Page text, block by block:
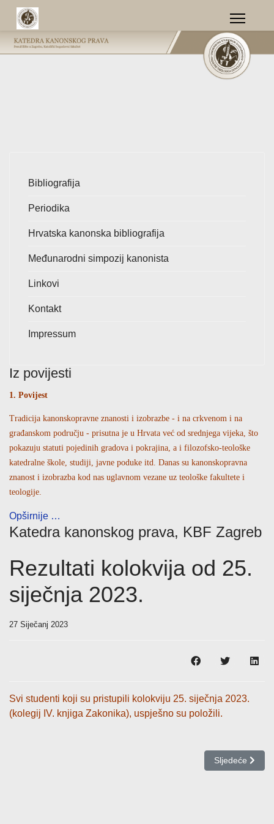
Bibliografija
Periodika
Hrvatska kanonska bibliografija
Međunarodni simpozij kanonista
Linkovi
Kontakt
Impressum
Iz povijesti
1. Povijest
Tradicija kanonskopravne znanosti i izobrazbe - i na crkvenom i na
građanskom području - prisutna je u Hrvata već od srednjega vijeka, što
pokazuju statuti pojedinih gradova i pokrajina, a i filozofsko-teološke
katedralne škole, studiji, javne poduke itd. Danas su kanonskopravna
znanost i izobrazba kod nas uglavnom vezane uz teološke fakultete i
teologije.
Opširnije …
Katedra kanonskog prava, KBF Zagreb
Rezultati kolokvija od 25.
siječnja 2023.
27 Siječanj 2023
Svi studenti koji su pristupili kolokviju 25. siječnja 2023.
(kolegij IV. knjiga Zakonika), uspješno su položili.
Sljedeći
Sljedeće